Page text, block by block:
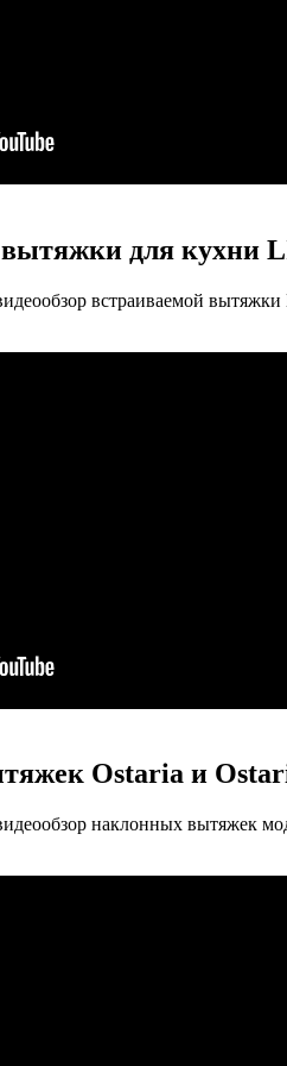
для кухни
встраиваемой
Ostaria и
наклонных вытяжек